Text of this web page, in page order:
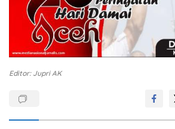
Editor: Jupri AK